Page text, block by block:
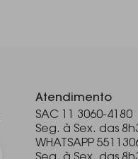
Atendimento
SAC 11 3060-4180
Seg. à Sex. das
WHATSAPP